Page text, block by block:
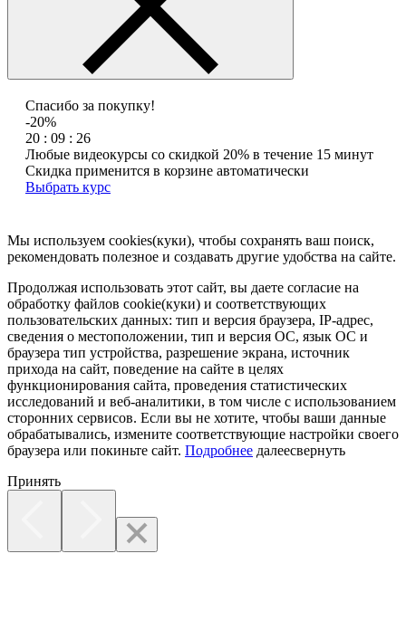
Спасибо за покупку!
-20%
20 : 09 : 26
Любые видеокурсы со скидкой 20% в течение 15 минут
Скидка применится в корзине автоматически
Выбрать курс
Мы используем cookies(куки), чтобы сохранять ваш поиск,
рекомендовать полезное и создавать другие удобства на сайте.
Продолжая использовать этот сайт, вы даете согласие на
обработку файлов cookie(куки) и соответствующих
пользовательских данных: тип и версия браузера, IP-адрес,
сведения о местоположении, тип и версия ОС, язык ОС и
браузера тип устройства, разрешение экрана, источник
прихода на сайт, поведение на сайте в целях
функционирования сайта, проведения статистических
исследований и веб-аналитики, в том числе с использованием
сторонних сервисов. Если вы не хотите, чтобы ваши данные
обрабатывались, измените соответствующие настройки своего
браузера или покиньте сайт. Подробнее далеесвернуть
Принять